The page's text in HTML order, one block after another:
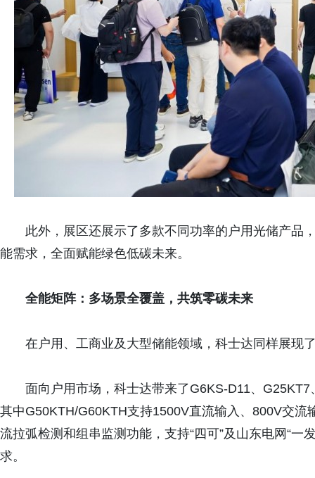
此外，展区还展示了多款不同功率的户用光储产品
能需求，全面赋能绿色低碳未来。
全能矩阵：多场景全覆盖，共筑零碳未来
在户用、工商业及大型储能领域，科士达同样展现
面向户用市场，科士达带来了G6KS-D11、
其中G50KTH/G60KTH支持1500V直流输入、800V交
流拉弧检测和组串监测功能，支持“四可”及山东电网“一
求。